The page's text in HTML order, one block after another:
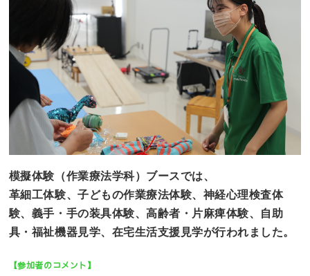
模擬体験（作業療法学科）ブースでは、
革細工体験、子どもの作業療法体験、神経心理検査体
験、義手・手の装具体験、高齢者・片麻痺体験、自助
具・福祉機器見学、在宅生活支援見学が行われました。
【参加者のコメント】